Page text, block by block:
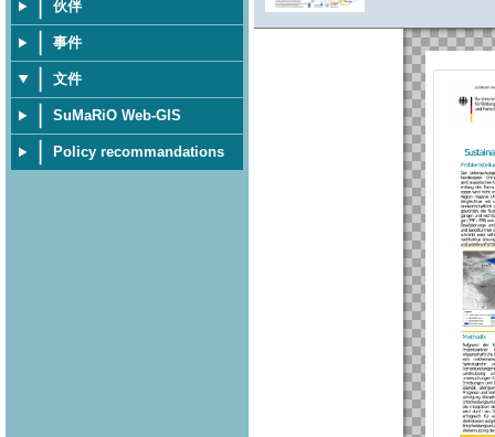
伙伴
事件
文件
SuMaRiO Web-GIS
Policy recommandations